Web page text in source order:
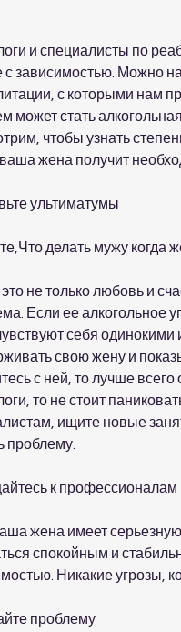
с зависимостью. Можно
с которыми нам
может стать
чтобы узнать
ваша жена получит
ультиматумы
делать мужу когда
это не только любовь и
Если ее алкогольное
себя
свою жену и
с ней, то лучше
то не стоит
ищите новые
проблему.
к профессионалам
жена имеет
спокойным и
Никакие угрозы,
проблему